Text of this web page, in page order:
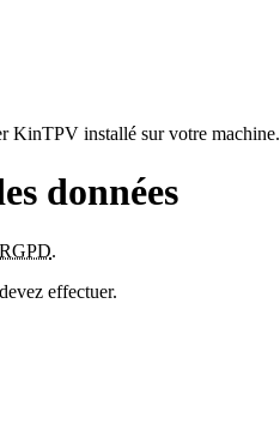
KinTPV installé sur votre machine.
données
RGPD.
effectuer.